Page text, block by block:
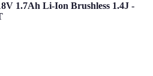
1.7Ah Li-Ion Brushless 1.4J -